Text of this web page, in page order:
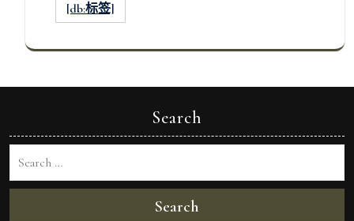
[db:标签]
Search
Search